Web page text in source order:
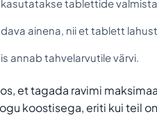
tablettide
ainena, nii et tablett
annab tahvelarvutile värvi.
et tagada ravimi
koostisega, eriti kui teil